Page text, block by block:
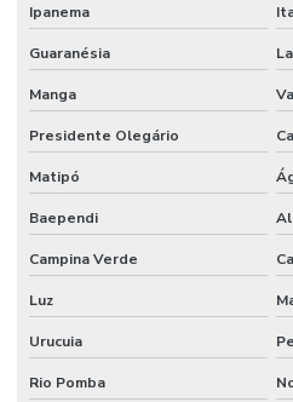
Profissionais de manutenção
Profissional de limpeza
Projetos de infraestrutura e
Rede De Manutenção Preventiva
Reforma De Instalações Hidráulicas
Reforma E Manutenção Predial
Reformas E Manutenção Predial
Remoção De Resíduos E Limpeza
Ipanema
Guaranésia
Manga
Presidente Olegário
Matipó
Baependi
Campina Verde
Luz
Urucuia
Rio Pomba